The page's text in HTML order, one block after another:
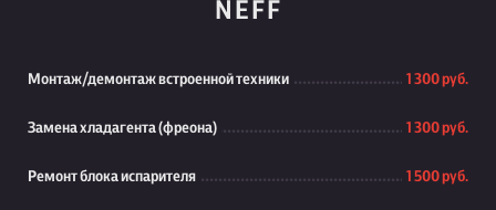
NEFF
Монтаж/демонтаж встроенной техники 1 300 руб.
Замена хладагента (фреона) 1 300 руб.
Ремонт блока испарителя 1 500 руб.